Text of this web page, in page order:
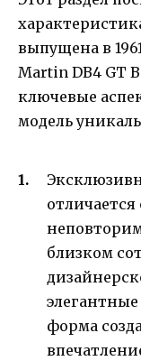
выпущена в
Martin DB4 GT
ключевые
модель
близком
форма